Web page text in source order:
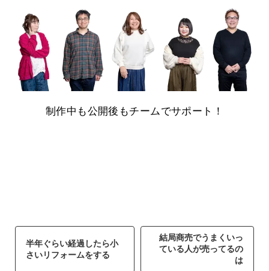
制作中も公開後もチームでサポート！
半年ぐらい経過したら小
さいリフォームをする
結局商売でうまくいっ
ている人が売ってるの
は